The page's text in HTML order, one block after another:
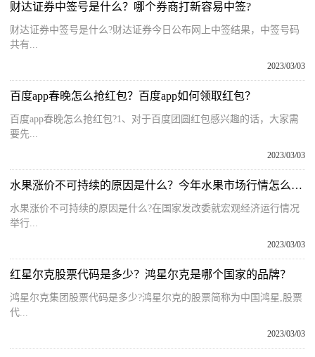
财达证券中签号是什么？哪个券商打新容易中签?
财达证券中签号是什么?财达证券今日公布网上中签结果，中签号码
共有...
2023/03/03
百度app春晚怎么抢红包？百度app如何领取红包？
百度app春晚怎么抢红包?1、对于百度团圆红包感兴趣的话，大家需
要先...
2023/03/03
水果涨价不可持续的原因是什么？今年水果市场行情怎么样？
水果涨价不可持续的原因是什么?在国家发改委就宏观经济运行情况
举行...
2023/03/03
红星尔克股票代码是多少？鸿星尔克是哪个国家的品牌？
鸿星尔克集团股票代码是多少?鸿星尔克的股票简称为中国鸿星,股票
代...
2023/03/03